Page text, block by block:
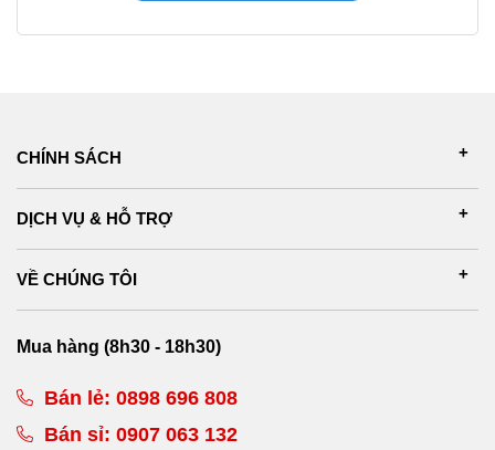
CHÍNH SÁCH
DỊCH VỤ & HỖ TRỢ
VỀ CHÚNG TÔI
Mua hàng (8h30 - 18h30)
Bán lẻ: 0898 696 808
Bán sỉ: 0907 063 132